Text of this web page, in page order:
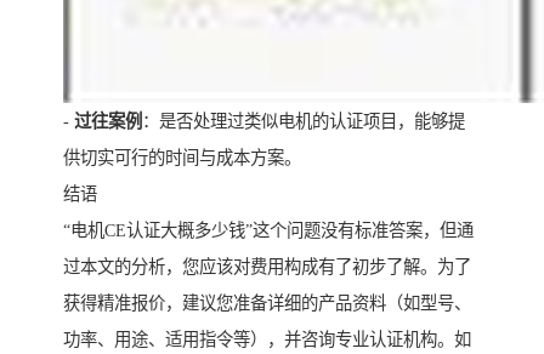
- 过往案例 ：是否处理过类似电机的认证项目，能够提
供切实可行的时间与成本方案。
结语
“电机CE认证大概多少钱”这个问题没有标准答案，但通
过本文的分析，您应该对费用构成有了初步了解。为了
获得精准报价，建议您准备详细的产品资料（如型号、
功率、用途、适用指令等），并咨询专业认证机构。如